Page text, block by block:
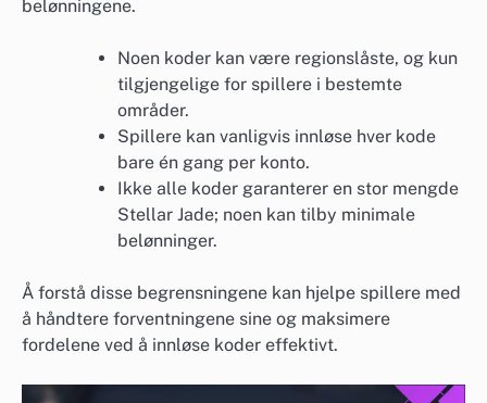
belønningene.
Noen koder kan være regionslåste, og kun
tilgjengelige for spillere i bestemte
områder.
Spillere kan vanligvis innløse hver kode
bare én gang per konto.
Ikke alle koder garanterer en stor mengde
Stellar Jade; noen kan tilby minimale
belønninger.
Å forstå disse begrensningene kan hjelpe spillere med
å håndtere forventningene sine og maksimere
fordelene ved å innløse koder effektivt.